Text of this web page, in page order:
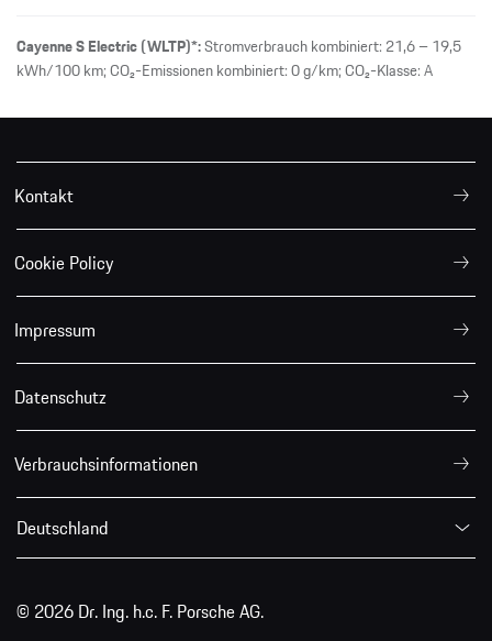
Cayenne S Electric (WLTP)*:Stromverbrauch kombiniert: 21,6 – 19,5
kWh/100 km; CO₂-Emissionen kombiniert: 0 g/km; CO₂-Klasse: A
Kontakt
Cookie Policy
Impressum
Datenschutz
Verbrauchsinformationen
Deutschland
© 2026 Dr. Ing. h.c. F. Porsche AG.